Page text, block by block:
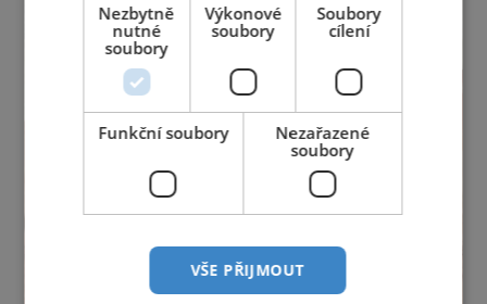
Nezbytně
nutné
soubory
Výkonové
soubory
Soubory
cílení
Funkční soubory
Nezařazené
soubory
VŠE PŘIJMOUT